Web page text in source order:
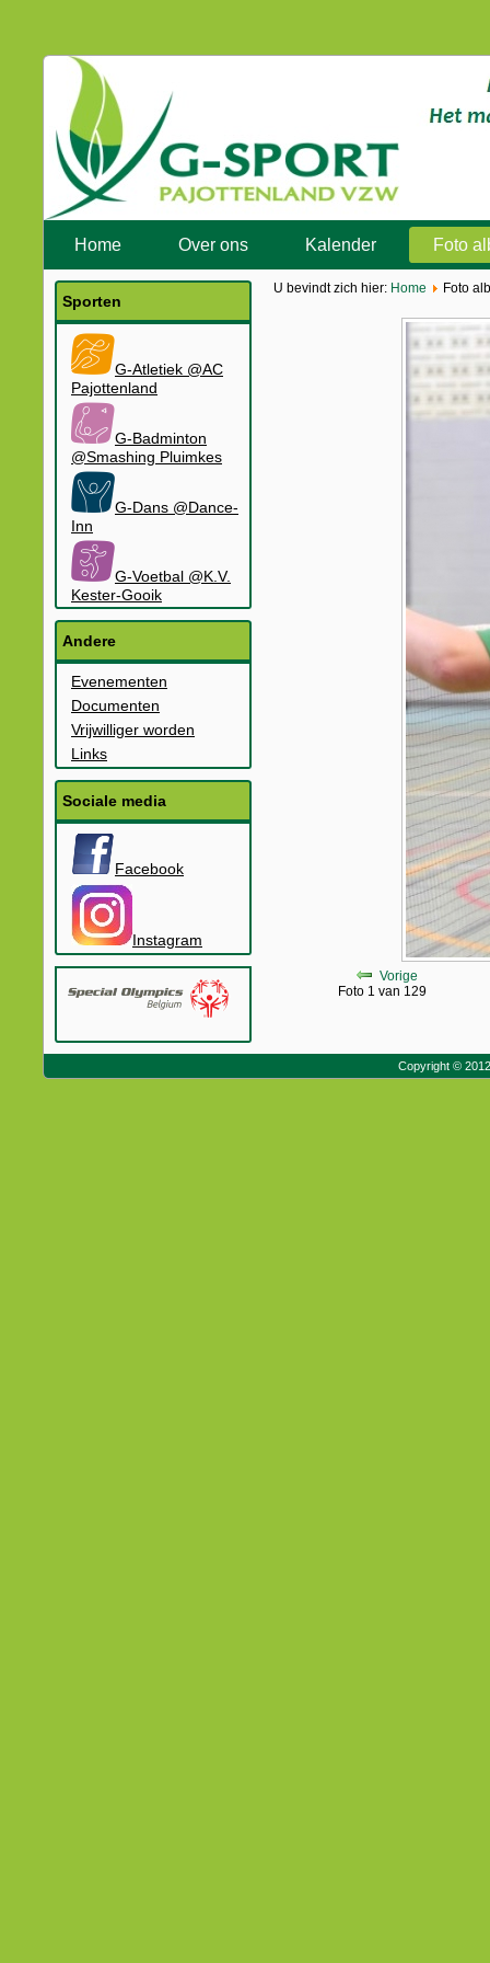
Home Over ons Kalender Foto
Sporten
G-Atletiek @AC
Pajottenland
G-Badminton
@Smashing Pluimkes
G-Dans @Dance-
Inn
G-Voetbal @K.V.
Kester-Gooik
Andere
Evenementen
Documenten
Vrijwilliger worden
Links
Sociale media
Facebook
Instagram
U bevindt zich hier: Home Foto
Vorige
Foto 1 van 129
Copyright ©